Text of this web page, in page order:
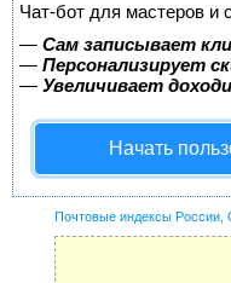
Чат-бот для мастеров и
— Сам записывает
— Персонализирует
— Увеличивает
Начать
Почтовые индексы